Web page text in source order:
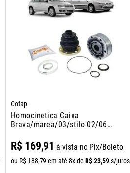
Cofap
Homocinetica Caixa
Brava/marea/03/stilo 02/06
R$ 169,91 à vista no Pix/Boleto
ou R$ 188,79 em até 8x de R$ 23,59 s/juros